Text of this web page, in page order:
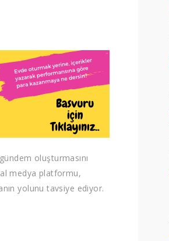
oluşturmasını
medya platformu,
yolunu tavsiye ediyor.